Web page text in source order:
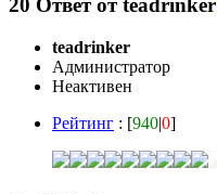
20 Ответ отteadrinker
teadrinker
Администратор
Неактивен
Рейтинг : [940|0]